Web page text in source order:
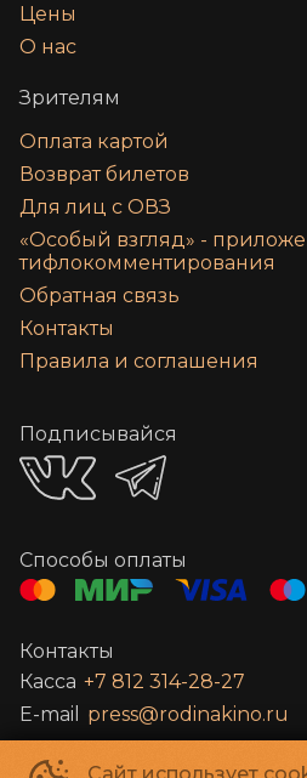
Цены
О нас
Зрителям
Оплата картой
Возврат билетов
Для лиц с ОВЗ
«‎Особый взгляд» -
тифлокомментирования
Обратная связь
Контакты
Правила и соглашения
Подписывайся
Способы оплаты
Контакты
Касса +7 812 314-28-27
E-mail
press@rodinakino.ru